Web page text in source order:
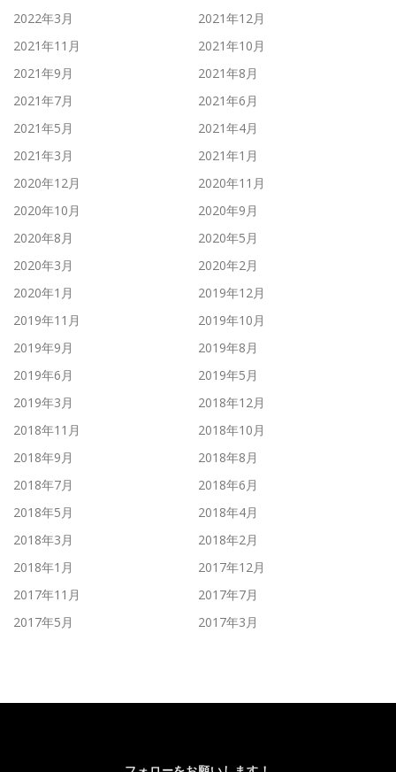
2022年3月
2021年12月
2021年11月
2021年10月
2021年9月
2021年8月
2021年7月
2021年6月
2021年5月
2021年4月
2021年3月
2021年1月
2020年12月
2020年11月
2020年10月
2020年9月
2020年8月
2020年5月
2020年3月
2020年2月
2020年1月
2019年12月
2019年11月
2019年10月
2019年9月
2019年8月
2019年6月
2019年5月
2019年3月
2018年12月
2018年11月
2018年10月
2018年9月
2018年8月
2018年7月
2018年6月
2018年5月
2018年4月
2018年3月
2018年2月
2018年1月
2017年12月
2017年11月
2017年7月
2017年5月
2017年3月